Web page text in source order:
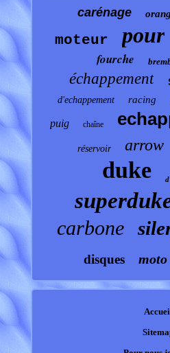
carénage
moteur pour
fourche
échappement
d'echappement racing
puig chaîne
réservoir arrow
duke
carbone
disques moto